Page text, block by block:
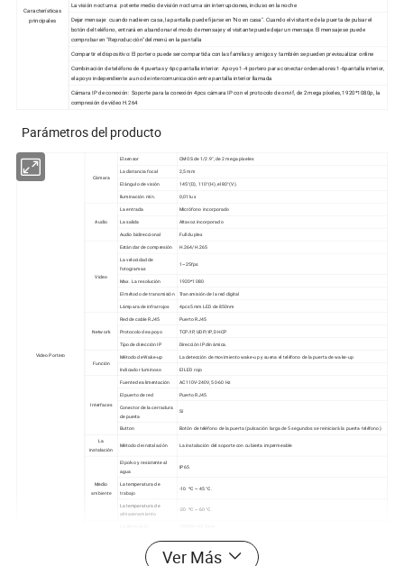
Características
principales
La visión nocturna: potente medio de visión nocturna sin interrupciones, incluso en la noche
Dejar mensaje: cuando nadie en casa, la pantalla puede fijarse en "No en casa". Cuando el visitante de la puerta de pulsar el
botón del teléfono, entrará en abandonar el modo de mensaje y el visitante puede dejar un mensaje. El mensaje se puede
comprobar en "Reproducción" del menú en la pantalla
Compartir el dispositivo: El portero puede ser compartida con las familias y amigos y también se pueden previsualizar online
Combinación de teléfono de 4 puertas y 6pc pantalla interior: Apoyo 1-4 portero para conectar ordenadores 1-6pantalla interior,
el apoyo independiente a uno de intercomunicación entre pantalla interior llamada
Cámara IP de conexión: Soporte para la conexión 4pcs cámara IP con el protocolo de onvif, de 2 mega píxeles, 1920*1080p, la
compresión de vídeo H.264
Parámetros del producto
Video Portero
Cámara
El sensor CMOS de 1/2.9", de 2 mega píxeles
La distancia focal 2,5 mm
El ángulo de visión
145°(D), 110°(H), el 80°(V).
Iluminación mín.
0,01 lux
Audio
La entrada Micrófono incorporado
La salida
Altavoz incorporado
Audio bidireccional
Full duplex
Video
Estándar de compresión H.264/H.265
La velocidad de
fotogramas
1~25fps
Max. La resolución 1920*1080
El método de transmisión
Transmisión de la red digital
Lámpara de infrarrojos
4pcs 5mm LED de 850nm
Network
Red de cable RJ45 Puerto RJ45
Protocolo de apoyo
TCP/IP, UDP/IP, DHCP
Tipo de dirección IP
Dirección IP dinámica.
Función
Método de Wake-up
La detección de movimiento wake-up y suena el teléfono de la puerta de wake-up
Indicador luminoso
El LED rojo
Interfaces
Fuente de alimentación
AC110V-240V, 50-60 Hz
El puerto de red
Puerto RJ45
Conector de la cerradura
de puerta
Sí
Button Botón de teléfono de la puerta (pulsación larga de 5 segundos se reiniciará la puerta teléfono).
La
instalación
Método de instalación La instalación del soporte con cubierta impermeable
Medio
ambiente
El polvo y resistente al
agua
IP65
La temperatura de
trabajo
-10 ºC ~ 45 °C.
La temperatura de
almacenamiento
-20 ºC ~ 60 °C.
La pantalla TFT 10.1-pulgadas de pantalla táctil capacitiva de alta definición, 1024x600 pixels.
Ver Más